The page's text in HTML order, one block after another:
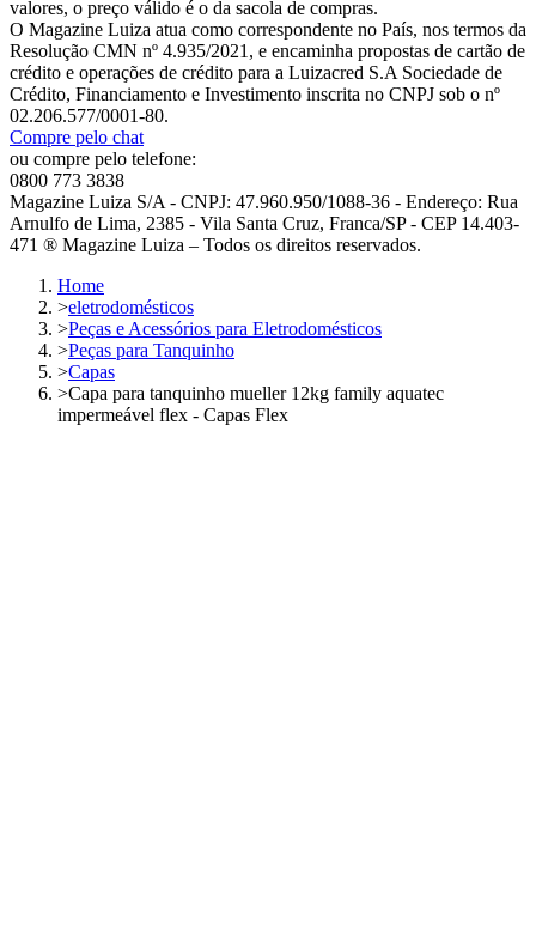
valores, o preço válido é o da sacola de compras.
O Magazine Luiza atua como correspondente no País, nos termos da
Resolução CMN nº 4.935/2021, e encaminha propostas de cartão de
crédito e operações de crédito para a Luizacred S.A Sociedade de
Crédito, Financiamento e Investimento inscrita no CNPJ sob o nº
02.206.577/0001-80.
Compre pelo chat
ou compre pelo telefone:
0800 773 3838
Magazine Luiza S/A - CNPJ: 47.960.950/1088-36 - Endereço: Rua
Arnulfo de Lima, 2385 - Vila Santa Cruz, Franca/SP - CEP 14.403-
471 ® Magazine Luiza – Todos os direitos reservados.
Home
>eletrodomésticos
>Peças e Acessórios para Eletrodomésticos
>Peças para Tanquinho
>Capas
>Capa para tanquinho mueller 12kg family aquatec
impermeável flex - Capas Flex